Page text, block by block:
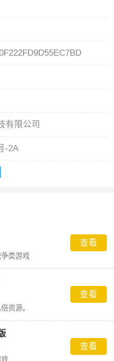
有限公司
-2A
类游戏
查看
资源。
查看
查看